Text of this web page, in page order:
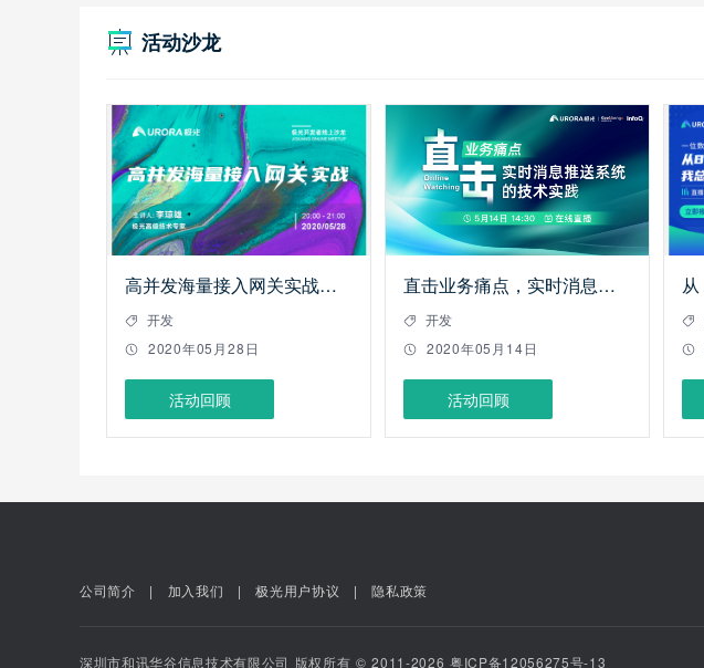
活动沙龙
高并发海量接入网关实战——极光开发者线上沙龙
开发
2020年05月28日
活动回顾
直击业务痛点，实时消息推送系统的技术实践——极光开发者线上沙龙
开发
2020年05月14日
活动回顾
公司简介 加入我们 极光用户协议 隐私政策
深圳市和讯华谷信息技术有限公司 版权所有 ©️ 2011-2026 粤ICP备12056275号-13